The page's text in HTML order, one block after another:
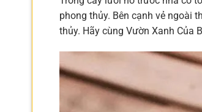
phong thủy. Bên cạnh vẻ ngoài
thủy. Hãy cùng Vườn Xanh Của